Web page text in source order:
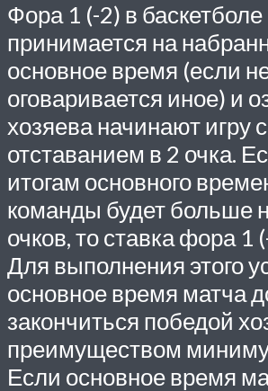
Фора 1 (-2) в баскетболе
принимается на
основное время (если
оговаривается иное) и
хозяева начинают игру с
отставанием в 2 очка.
итогам основного
команды будет больше
очков, то ставка фора 1
Для выполнения этого
основное время матча
закончиться победой
преимуществом
Если основное время